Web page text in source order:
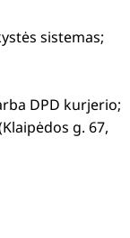
sistemas;
DPD kurjerio;
g. 67,